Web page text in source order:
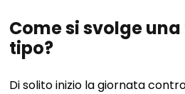
Come si svolge
tipo?
Di solito inizio la giornata